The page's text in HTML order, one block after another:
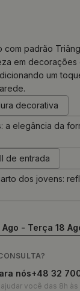
padrão
em
um
decorativa
a elegância da
de entrada
dos jovens:
Ago - Terça 18
nós+48 32
você das 8h às